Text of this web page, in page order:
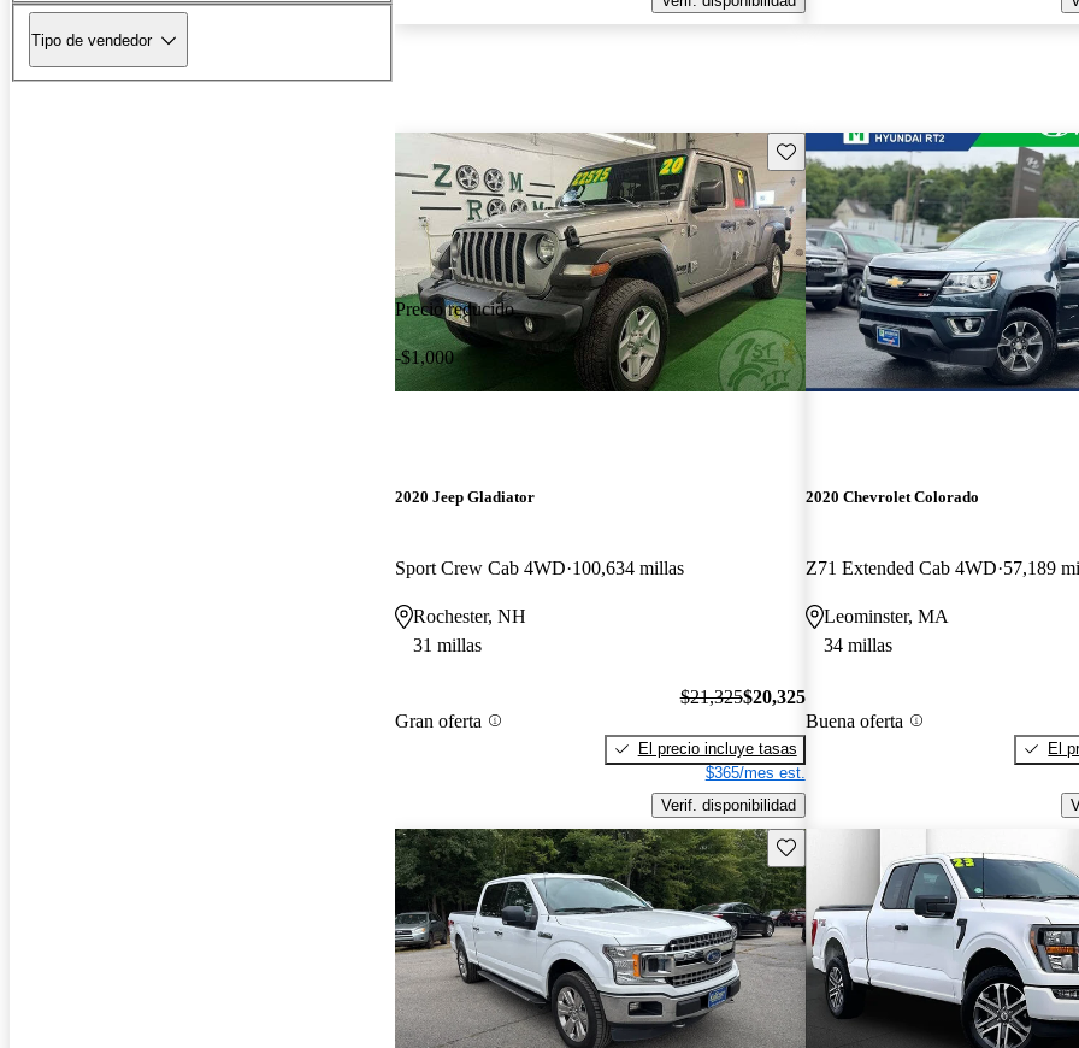
Tipo de vendedor
Precio reducido
-$1,000
Guarda este Aviso
2020 Jeep Gladiator
Sport Crew Cab 4WD 100,634 millas
Rochester, NH
31 millas
Gran oferta
$21,325$20,325
El precio incluye tasas
$365/mes est.
Verif. disponibilidad
2020 Chevrolet Colorado
Z71 Extended Cab 4WD 57,189
Leominster, MA
34 millas
Buena oferta
El
Guarda este Aviso